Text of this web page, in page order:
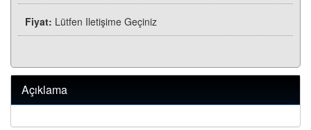
Fiyat: Lütfen Iletişime Geçiniz
Açıklama